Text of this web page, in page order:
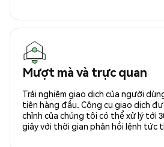
Mượt mà và trực quan
Trải nghiệm giao dịch của người
tiên hàng đầu. Công cụ giao dịch
chỉnh của chúng tôi có thể xử lý tới
giây với thời gian phản hồi lệnh tức